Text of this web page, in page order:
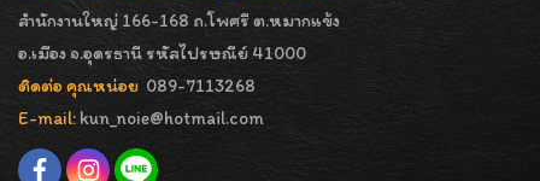
สำนักงานใหญ่ 166-168 ถ.โพศรี ต.หมากแข้ง
อ.เมือง จ.อุดรธานี รหัสไปรษณีย์ 41000
ติดต่อ คุณหน่อย 089-7113268
E-mail: kun_noie@hotmail.com